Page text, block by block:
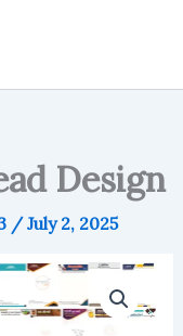
Design
/July 2, 2025